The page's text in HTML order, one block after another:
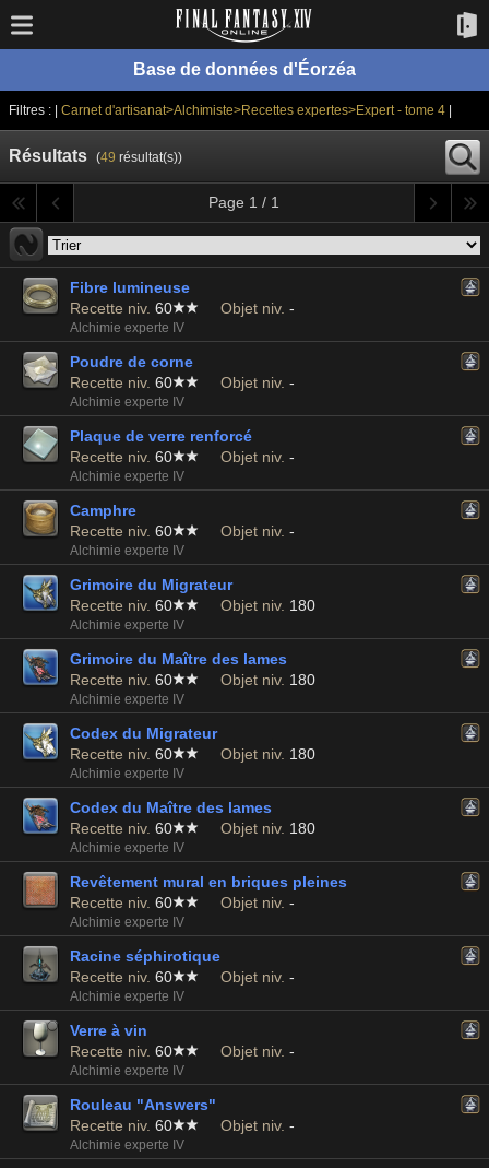
Base de données d'Éorzéa
Filtres : | Carnet d'artisanat>Alchimiste>Recettes expertes>Expert - tome 4|
Résultats (49 résultat(s))
Page 1 / 1
Fibre lumineuse
Recette niv. 60 Objet niv. -
Alchimie experte IV
Poudre de corne
Recette niv. 60 Objet niv. -
Alchimie experte IV
Plaque de verre renforcé
Recette niv. 60 Objet niv. -
Alchimie experte IV
Camphre
Recette niv. 60 Objet niv. -
Alchimie experte IV
Grimoire du Migrateur
Recette niv. 60 Objet niv. 180
Alchimie experte IV
Grimoire du Maître des lames
Recette niv. 60 Objet niv. 180
Alchimie experte IV
Codex du Migrateur
Recette niv. 60 Objet niv. 180
Alchimie experte IV
Codex du Maître des lames
Recette niv. 60 Objet niv. 180
Alchimie experte IV
Revêtement mural en briques pleines
Recette niv. 60 Objet niv. -
Alchimie experte IV
Racine séphirotique
Recette niv. 60 Objet niv. -
Alchimie experte IV
Verre à vin
Recette niv. 60 Objet niv. -
Alchimie experte IV
Rouleau "Answers"
Recette niv. 60 Objet niv. -
Alchimie experte IV